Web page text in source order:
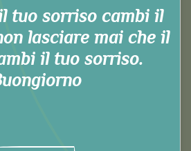
tuo sorriso cambi il
lasciare mai che il
il tuo sorriso.